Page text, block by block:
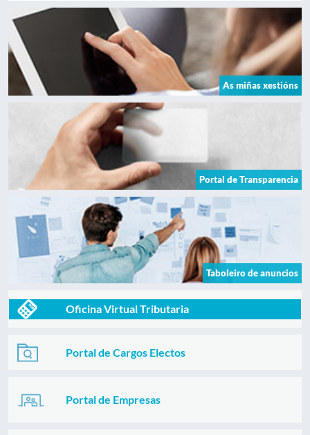
As miñas xestións
Portal de Transparencia
Taboleiro de anuncios
Oficina Virtual Tributaria
Portal de Cargos Electos
Portal de Empresas